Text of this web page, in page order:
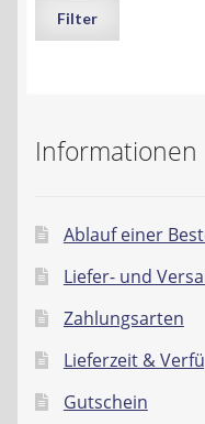
Filter
Informationen
Ablauf einer
Liefer- und
Zahlungsarten
Lieferzeit &
Gutschein